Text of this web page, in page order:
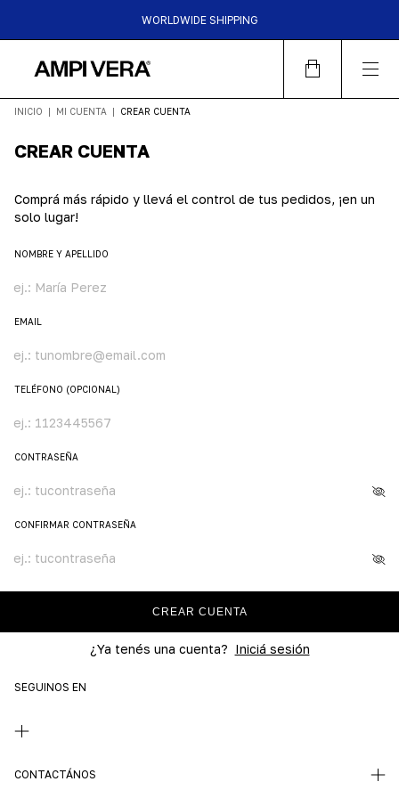
WORLDWIDE SHIPPING
HASTA 6 CUOTAS SIN INTERES | 15%OFF TRANSFERENCIA |
INICIO | MI CUENTA | CREAR CUENTA
CREAR CUENTA
Comprá más rápido y llevá el control de tus pedidos, ¡en un
solo lugar!
NOMBRE Y APELLIDO
EMAIL
TELÉFONO (OPCIONAL)
CONTRASEÑA
CONFIRMAR CONTRASEÑA
CREAR CUENTA
¿Ya tenés una cuenta? Iniciá sesión
SEGUINOS EN
CONTACTÁNOS